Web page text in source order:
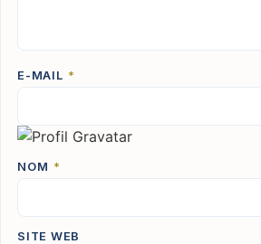
E-MAIL *
NOM *
SITE WEB